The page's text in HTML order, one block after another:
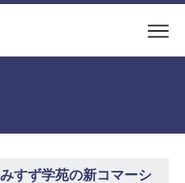
すず学苑の新コマーシ